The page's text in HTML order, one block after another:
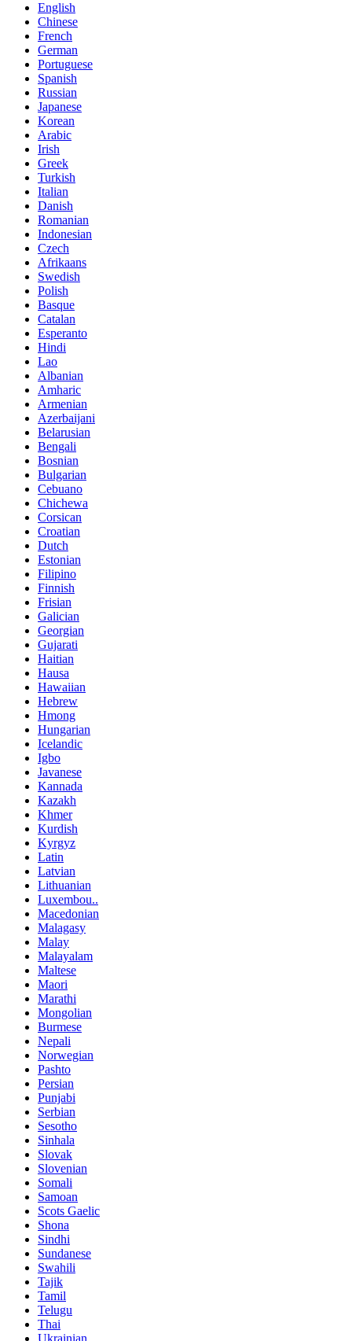
English
Chinese
French
German
Portuguese
Spanish
Russian
Japanese
Korean
Arabic
Irish
Greek
Turkish
Italian
Danish
Romanian
Indonesian
Czech
Afrikaans
Swedish
Polish
Basque
Catalan
Esperanto
Hindi
Lao
Albanian
Amharic
Armenian
Azerbaijani
Belarusian
Bengali
Bosnian
Bulgarian
Cebuano
Chichewa
Corsican
Croatian
Dutch
Estonian
Filipino
Finnish
Frisian
Galician
Georgian
Gujarati
Haitian
Hausa
Hawaiian
Hebrew
Hmong
Hungarian
Icelandic
Igbo
Javanese
Kannada
Kazakh
Khmer
Kurdish
Kyrgyz
Latin
Latvian
Lithuanian
Luxembou..
Macedonian
Malagasy
Malay
Malayalam
Maltese
Maori
Marathi
Mongolian
Burmese
Nepali
Norwegian
Pashto
Persian
Punjabi
Serbian
Sesotho
Sinhala
Slovak
Slovenian
Somali
Samoan
Scots Gaelic
Shona
Sindhi
Sundanese
Swahili
Tajik
Tamil
Telugu
Thai